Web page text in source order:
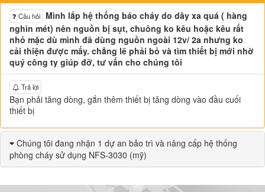
Câu hỏi
Mình lắp hệ thống báo cháy do dây xa quá ( hàng
nghìn mét) nên nguồn bị sụt, chuông ko kêu hoặc kêu rất
nhỏ mặc dù mình đã dùng nguồn ngoài 12v/ 2a nhưng ko
cải thiện được mấy. chẳng lẽ phải bỏ và tìm thiết bị mới nhờ
quý công ty giúp đỡ, tư vấn cho chúng tôi
Trả lời
Bạn phải tăng dòng, gắn thêm thiết bị tăng dòng vào đầu cuối
thiết bị
Chúng tôi đang nhận 1 dự an bảo trì và nâng cấp hệ thống
phòng cháy sử dụng NFS-3030 (mỹ)